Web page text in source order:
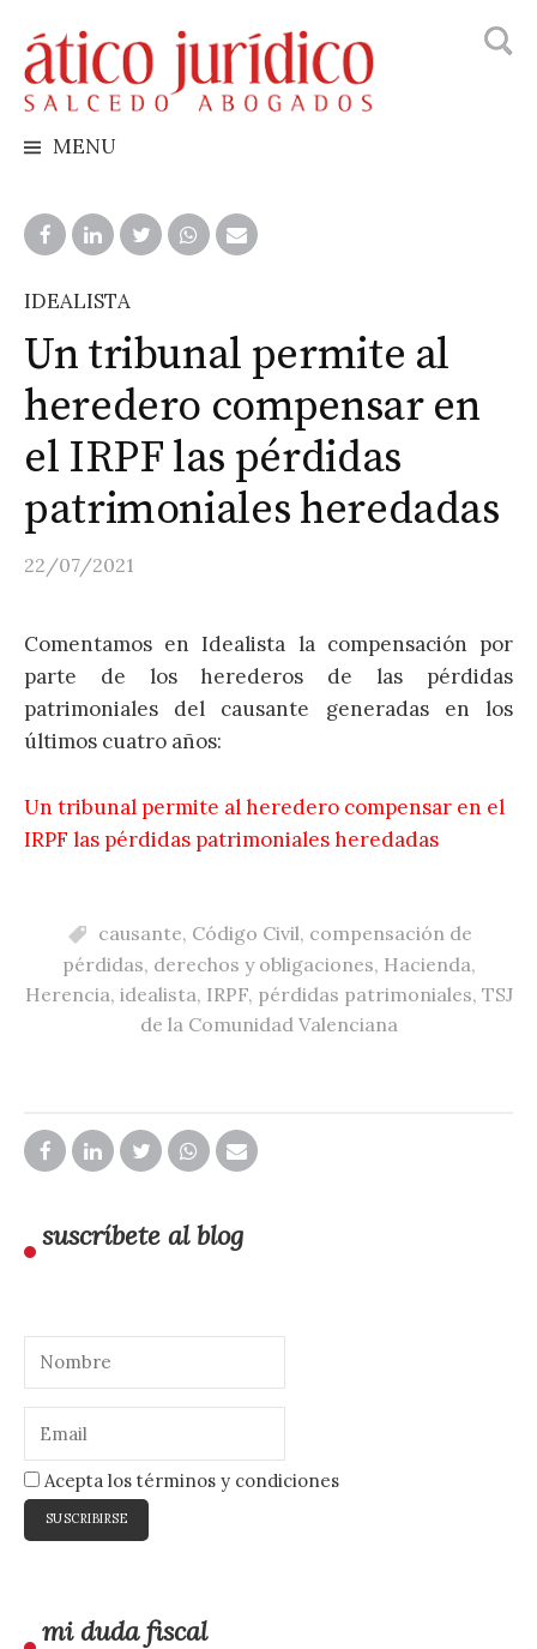
to
content
MENU
IDEALISTA
Un tribunal permite al
heredero compensar en
el IRPF las pérdidas
patrimoniales heredadas
22/07/2021
Comentamos en Idealista la compensación por
parte de los herederos de las pérdidas
patrimoniales del causante generadas en los
últimos cuatro años:
Un tribunal permite al heredero compensar en el
IRPF las pérdidas patrimoniales heredadas
causante, Código Civil, compensación de
pérdidas, derechos y obligaciones, Hacienda,
Herencia, idealista, IRPF, pérdidas patrimoniales, TSJ
de la Comunidad Valenciana
suscríbete al blog
Acepta los términos y condiciones
mi duda fiscal